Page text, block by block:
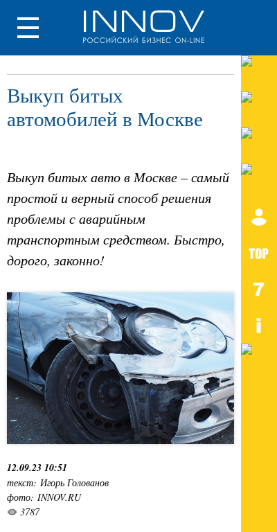
Выкуп битых
автомобилей в Москве
Выкуп битых авто в Москве – самый
простой и верный способ решения
проблемы с аварийным
транспортным средством. Быстро,
дорого, законно!
12.09.23 10:51
текст: Игорь Голованов
фото: INNOV.RU
3787